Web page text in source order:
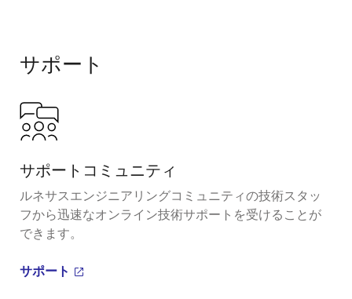
サポート
サポートコミュニティ
ルネサスエンジニアリングコミュニティの技術スタッ
フから迅速なオンライン技術サポートを受けることが
できます。
サポート